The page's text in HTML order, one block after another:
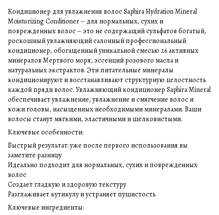
Кондиционер для увлажнения волос Saphira Hydration Mineral
Moisturizing Conditioner – для нормальных, сухих и
поврежденных волос – это не содержащий сульфатов богатый,
роскошный увлажняющий салонный профессиональный
кондиционер, обогащенный уникальной смесью 26 активных
минералов Мертвого моря, эссенций розового масла и
натуральных экстрактов. Эти питательные минералы
кондиционируют и восстанавливают структурную целостность
каждой пряди волос. Увлажняющий кондиционер Saphira Mineral
обеспечивает увлажнение, увлажнение и смягчение волос и
кожи головы, насыщенных необходимыми минералами. Ваши
волосы станут мягкими, эластичными и шелковистыми.
Ключевые особенности:
Быстрый результат: уже после первого использования вы
заметите разницу
Идеально подходит для нормальных, сухих и поврежденных
волос
Создает гладкую и здоровую текстуру
Разглаживает кутикулу и устраняет пушистость
Ключевые ингредиенты: